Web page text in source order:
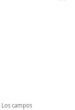
Los campos